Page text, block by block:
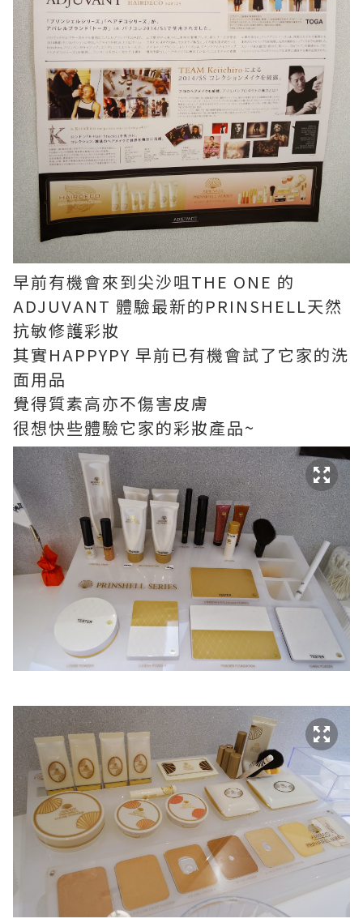
早前有機會來到尖沙咀THE ONE 的
ADJUVANT 體驗最新的PRINSHELL天然
抗敏修護彩妝
其實HAPPYPY 早前已有機會試了它家的洗
面用品
覺得質素高亦不傷害皮膚
很想快些體驗它家的彩妝產品~